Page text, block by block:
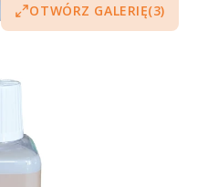
OTWÓRZ GALERIĘ(3)